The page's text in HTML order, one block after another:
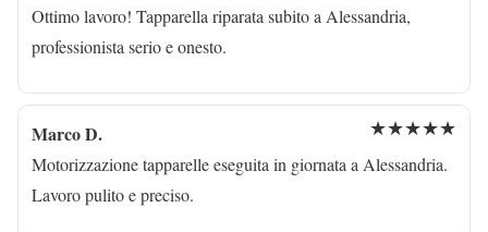
Ottimo lavoro! Tapparella riparata subito a Alessandria,
professionista serio e onesto.
Marco D. ★★★★★
Motorizzazione tapparelle eseguita in giornata a Alessandria.
Lavoro pulito e preciso.